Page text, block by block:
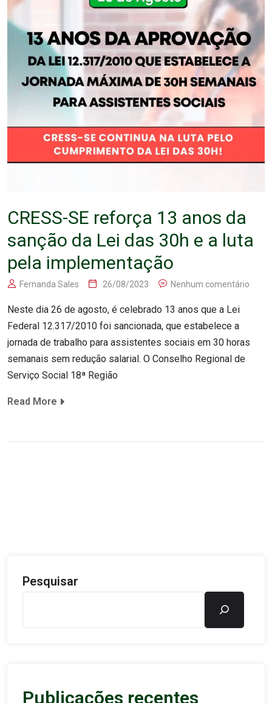
CRESS-SE reforça 13 anos da
sanção da Lei das 30h e a luta
pela implementação
Fernanda Sales 26/08/2023 Nenhum comentário
Neste dia 26 de agosto, é celebrado 13 anos que a Lei
Federal 12.317/2010 foi sancionada, que estabelece a
jornada de trabalho para assistentes sociais em 30 horas
semanais sem redução salarial. O Conselho Regional de
Serviço Social 18ª Região
Read More
Pesquisar
Publicações recentes